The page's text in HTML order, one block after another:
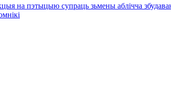
на пэтыцыю супраць зьмены аблічча